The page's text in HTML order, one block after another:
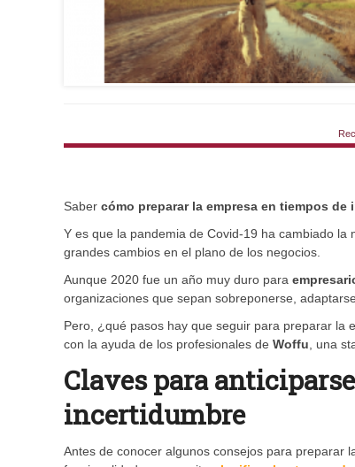
Saber cómo preparar la empresa en tiempos de
Y es que la pandemia de Covid-19 ha cambiado
grandes cambios en el plano de los negocios.
Aunque 2020 fue un año muy duro para
organizaciones que sepan sobreponerse,
Pero, ¿qué pasos hay que seguir para preparar la
con la ayuda de los profesionales de Woffu, una
Claves para
incertidumbre
Antes de conocer algunos consejos para preparar